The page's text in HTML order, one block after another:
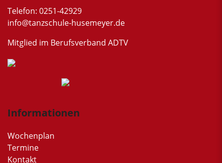
Telefon: 0251-42929
info@tanzschule-husemeyer.de
Mitglied im Berufsverband ADTV
Informationen
Wochenplan
Termine
Kontakt